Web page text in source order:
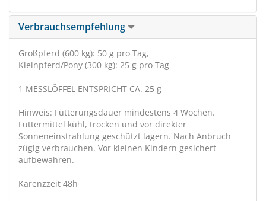
Verbrauchsempfehlung
Großpferd (600 kg): 50 g pro Tag,
Kleinpferd/Pony (300 kg): 25 g pro Tag
1 MESSLÖFFEL ENTSPRICHT CA. 25 g
Hinweis: Fütterungsdauer mindestens 4 Wochen.
Futtermittel kühl, trocken und vor direkter
Sonneneinstrahlung geschützt lagern. Nach Anbruch
zügig verbrauchen. Vor kleinen Kindern gesichert
aufbewahren.
Karenzzeit 48h